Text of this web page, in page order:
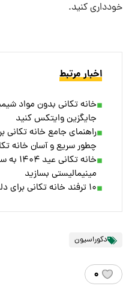
خودداری کنید.
اخبار مرتبط
جایگزین وایتکس کنید
راهنمای جامع خانه تکانی
چطور سریع و آسان خانه
خانه
مینیمالیستی بسازید
۱۰ ترفند خانه تکانی برای دلبازتر کردن خانه های کوچک
دکوراسیون
۰